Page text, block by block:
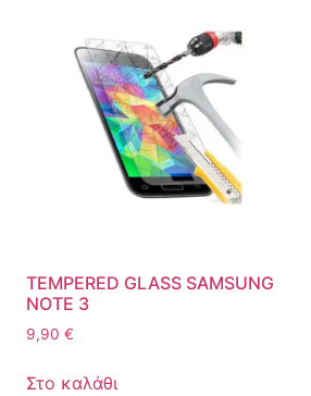
TEMPERED GLASS SAMSUNG
NOTE 3
9,90€
Στο καλάθι